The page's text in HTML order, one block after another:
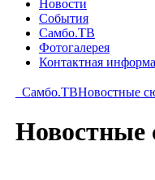
Новости
События
Самбо.ТВ
Фотогалерея
Контактная
Самбо.ТВНовостные